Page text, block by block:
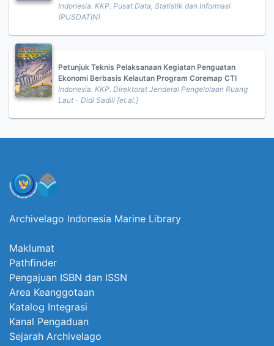
Indonesia. KKP. Pusat Data, Statistik dan Informasi
(PUSDATIN)
Petunjuk Teknis Pelaksanaan Kegiatan Penguatan
Ekonomi Berbasis Kelautan Program Coremap CTI
Indonesia. KKP. Direktorat Jenderal Pengelolaan Ruang
Laut - Didi Sadili [et.al.]
Archivelago Indonesia Marine Library
Maklumat
Pathfinder
Pengajuan ISBN dan ISSN
Area Keanggotaan
Katalog Integrasi
Kanal Pengaduan
Sejarah Archivelago